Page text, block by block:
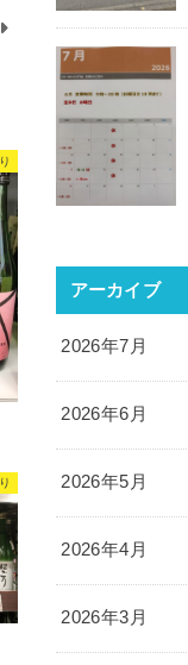
アーカイブ
2026年7月
2026年6月
2026年5月
2026年4月
2026年3月